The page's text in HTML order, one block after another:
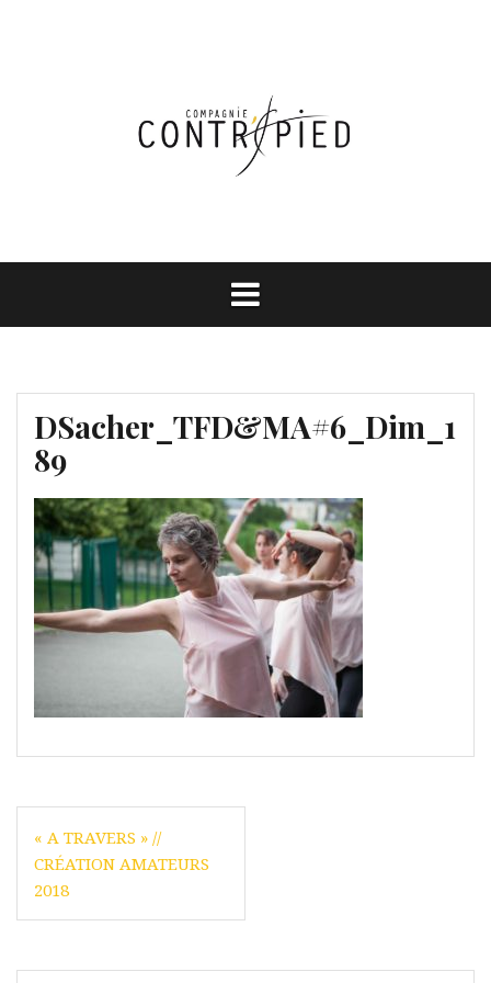
DSacher_TFD&MA#6_Dim_1
89
Navigation
de
l’article
« A TRAVERS » //
CRÉATION AMATEURS
2018